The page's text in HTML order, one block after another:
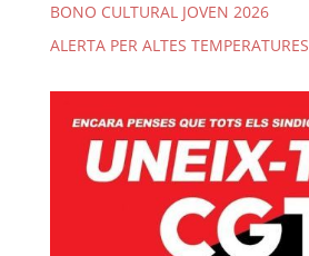
BONO CULTURAL JOVEN 2026
ALERTA PER ALTES TEMPERATURES